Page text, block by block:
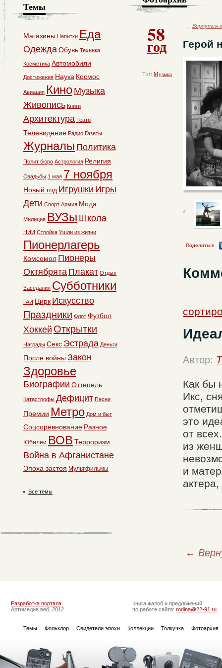
58
год
Тэг: Музыка
← Вернутся
Герой
Поделиться
Автор:
Как бы
Икс,
это
от
из
и
←
Темы
Магазины Напитки Еда
ОдеждаОбувь Техника
Косметика Автомобили
Достижения Наука Космос
Авиация Кино Музыка
Живопись Книги
Архитектура Театр
Телевидение Радио Газеты
Журналы Политика
Полит бюро Астрология Религия
Свадьбы 1 мая 7 ноября
Новый год Игрушки Игры
Дети Спорт Армия Мода
Милиция ВУЗы Школа
НИИ Стройка Ушли из жизни
Пионерлагерь
Комсомол Пионеры
Октябрята Плакат Отдых
Заседания Субботники
ГАИ Цирк Искусство
Праздники Флот Футбол
Хоккей Открытки
Награды Секс Эстрада Деньги
После войны Закон
Здоровье
Биографии Оттепель
Катастрофы Дефицит Песни
Премии Метро Дом и быт
Соцсоревнование Разное
Юбилеи ВОВ Терроризм
Война в Афганистане
Эпоха застоя Мультфильмы
Все темы
Разработка портала
Артимедия веб, 2012
Книга жалоб и предложений
по работе сайта: rodina@22-91.ru
Темы Фольклор Свидетели эпохи Коллекции Толкучка Фотоархив